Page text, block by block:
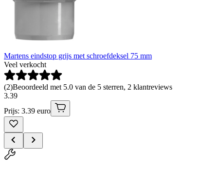
Martens eindstop grijs met schroefdeksel 75 mm
Veel verkocht
(2)Beoordeeld met 5.0 van de 5 sterren, 2 klantreviews
3.39
Prijs: 3.39 euro